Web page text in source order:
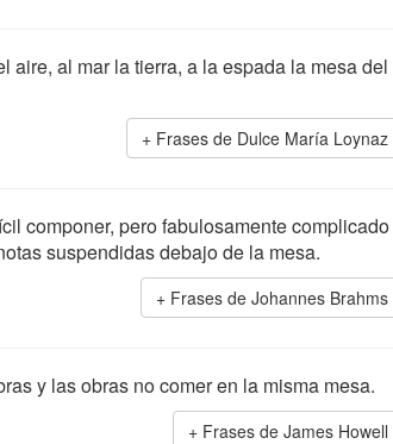
aire, al mar la tierra, a la espada la mesa del
Frases de Dulce María Loynaz
componer, pero fabulosamente complicado
suspendidas debajo de la mesa.
Frases de Johannes Brahms
y las obras no comer en la misma mesa.
Frases de James Howell